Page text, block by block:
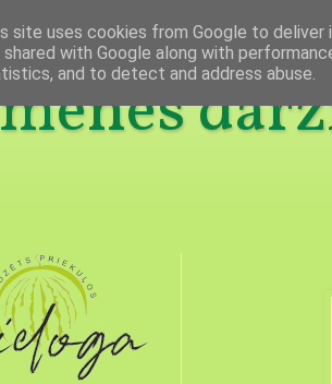
site uses cookies from Google to
shared with Google along with
and to detect and address abuse.